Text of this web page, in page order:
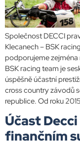
Společnost DECCI
Klecanech – BSK
podporujeme
BSK racing team je
úspěšně účastní
cross country závodů
republice. Od roku
Účast
finančním